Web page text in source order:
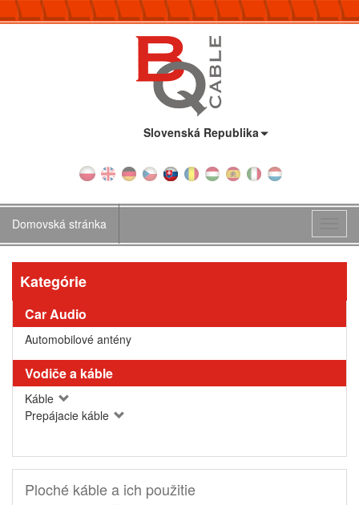
Slovenská Republika
Domovská stránka
Kategórie
Car Audio
Automobilové antény
Vodiče a káble
Káble
Prepájacie káble
Ploché káble a ich použitie